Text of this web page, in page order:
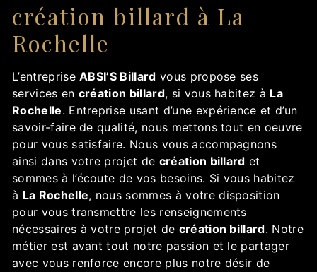
création billard à La
Rochelle
L’entrepriseABSI’S Billard vous propose ses
services en création billard, si vous habitez à La
Rochelle. Entreprise usant d’une expérience et d’un
savoir-faire de qualité, nous mettons tout en oeuvre
pour vous satisfaire. Nous vous accompagnons
ainsi dans votre projet de création billard et
sommes à l’écoute de vos besoins. Si vous habitez
à La Rochelle, nous sommes à votre disposition
pour vous transmettre les renseignements
nécessaires à votre projet de création billard. Notre
métier est avant tout notre passion et le partager
avec vous renforce encore plus notre désir de